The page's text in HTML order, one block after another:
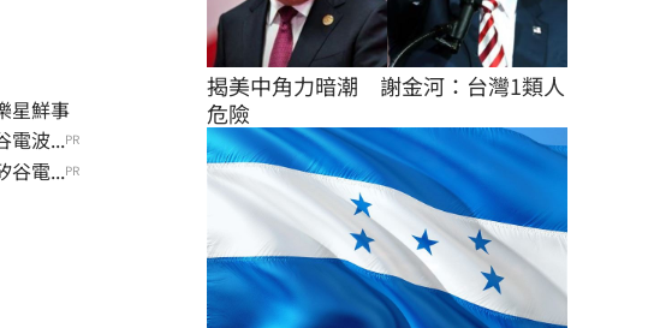
星鮮事
電波...PR
谷電...PR
揭美中角力暗潮　謝金河：台灣1類人
危險